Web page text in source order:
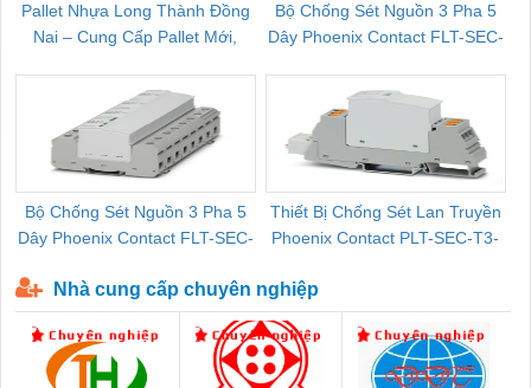
Pallet Nhựa Long Thành Đồng
Nai – Cung Cấp Pallet Mới,
Bộ Chống Sét Nguồn 3 Pha 5
Dây Phoenix Contact FLT-SEC-
Bộ Chống Sét Nguồn 3 Pha 5
Dây Phoenix Contact FLT-SEC-
Thiết Bị Chống Sét Lan Truyền
Phoenix Contact PLT-SEC-T3-
Nhà cung cấp chuyên nghiệp